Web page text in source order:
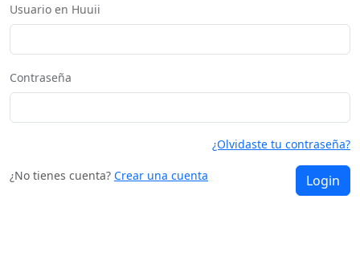
Usuario en Huuii
Contraseña
¿Olvidaste tu contraseña?
¿No tienes cuenta? Crear una cuenta Login